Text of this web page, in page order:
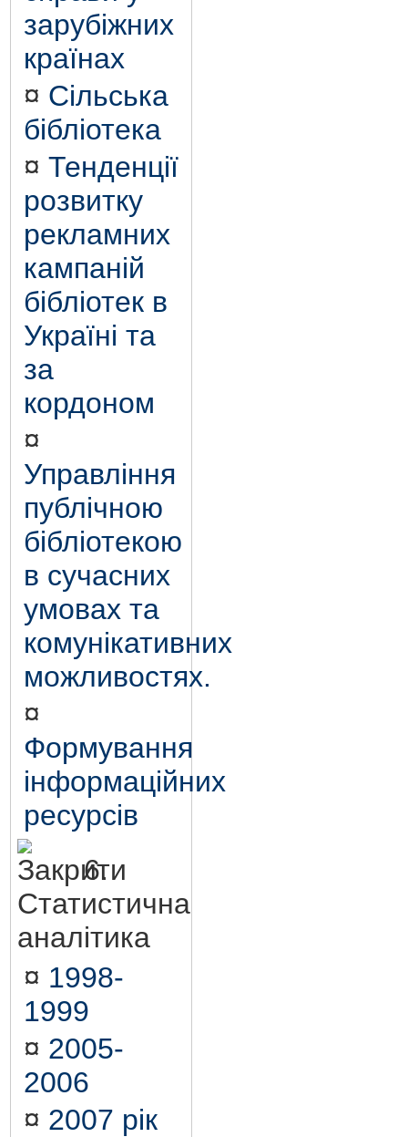
зарубіжних
країнах
¤ Сільська
бібліотека
¤ Тенденції
розвитку
рекламних
кампаній
бібліотек в
Україні та
за
кордоном
¤
Управління
публічною
бібліотекою
в сучасних
умовах та
комунікативних
можливостях.
¤
Формування
інформаційних
ресурсів
6.
Статистична
аналітика
¤ 1998-
1999
¤ 2005-
2006
¤ 2007 рік